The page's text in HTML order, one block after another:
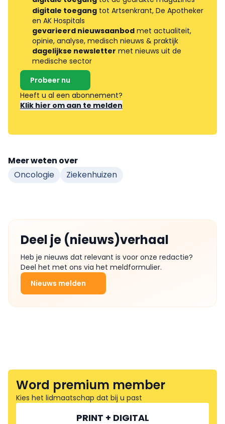
digitale toegang tot Artsenkrant, De Apotheker
en AK Hospitals
gevarieerd nieuwsaanbod met actualiteit,
opinie, analyse, medisch nieuws & praktijk
dagelijkse newsletter met nieuws uit de
medische sector
Probeer nu
Heeft u al een abonnement?
Klik hier om aan te melden
Meer weten over
Oncologie
Ziekenhuizen
Deel je (nieuws)verhaal
Heb je nieuws dat relevant is voor onze redactie?
Deel het met ons via het meldformulier.
Nieuws melden
Word premium member
Kies het lidmaatschap dat bij u past
PRINT + DIGITAL